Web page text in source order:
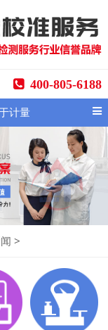
400-805-6188
计量
>